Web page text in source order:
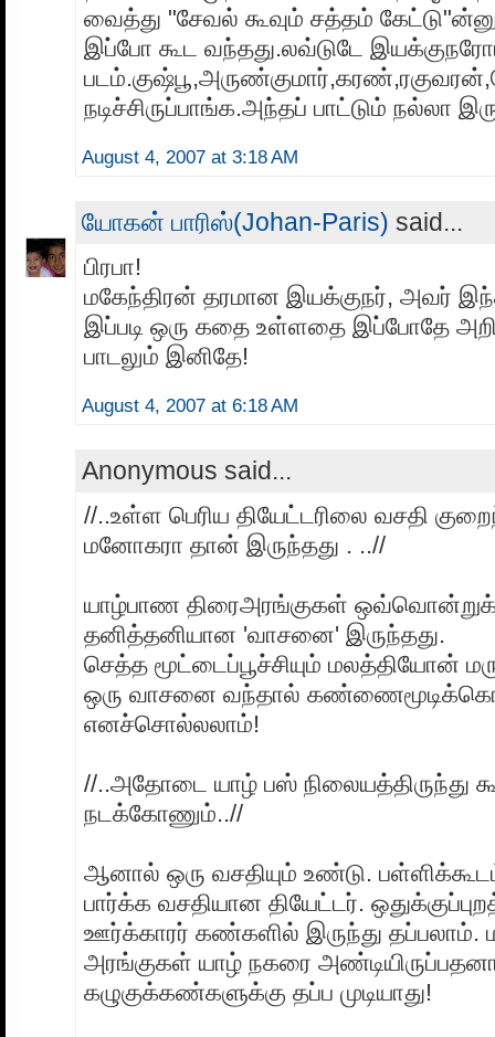
வைத்து "சேவல் கூவும் சத்தம் கேட்டு"ன்னு
இப்போ கூட வந்தது.லவ்டுடே
நடிச்சிருப்பாங்க.அந்தப் பாட்டும் நல்லா
August 4, 2007 at 3:18 AM
யோகன் பாரிஸ்(Johan-Paris) said...
பிரபா!
மகேந்திரன் தரமான இயக்குநர், அவர்
இப்படி ஒரு கதை உள்ளதை இப்போதே
பாடலும் இனிதே!
August 4, 2007 at 6:18 AM
Anonymous said...
//..உள்ள பெரிய தியேட்டரிலை வசதி
மனோகரா தான் இருந்தது . ..//
யாழ்பாண திரைஅரங்குகள்
தனித்தனியான 'வாசனை' இருந்தது.
செத்த மூட்டைப்பூச்சியும் மலத்தியோன்
ஒரு வாசனை வந்தால்
எனச்சொல்லலாம்!
//..அதோடை யாழ் பஸ் நிலையத்திருந்து
நடக்கோணும்..//
ஆனால் ஒரு வசதியும் உண்டு.
பார்க்க வசதியான தியேட்டர்.
ஊர்க்காரர் கண்களில் இருந்து தப்பலாம்.
அரங்குகள் யாழ் நகரை
கழுகுக்கண்களுக்கு தப்ப முடியாது!